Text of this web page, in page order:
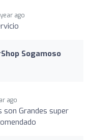
year ago
Sogamoso
ago
son Grandes super